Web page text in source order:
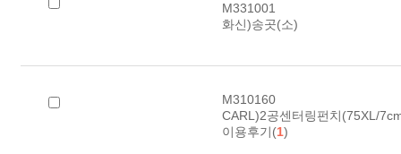
M331001
화신)송곳(소)
M310160
CARL)2공센터링펀치(75XL/
이용후기(1)